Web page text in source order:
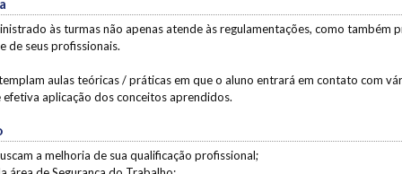
às turmas não apenas atende às regulamentações, como
de seus profissionais.
aulas teóricas / práticas em que o aluno entrará em contato com
efetiva aplicação dos conceitos aprendidos.
a melhoria de sua qualificação profissional;